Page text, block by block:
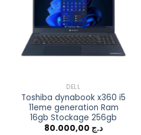
wishlist
DELL
Toshiba dynabook x360 i5
11eme generation Ram
16gb Stockage 256gb
د.ج